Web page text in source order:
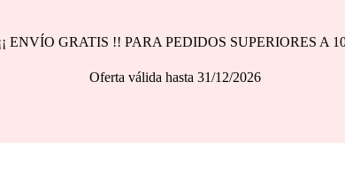
ENVÍO GRATIS !! PARA PEDIDOS SUPERIORES A
Oferta válida hasta 31/12/